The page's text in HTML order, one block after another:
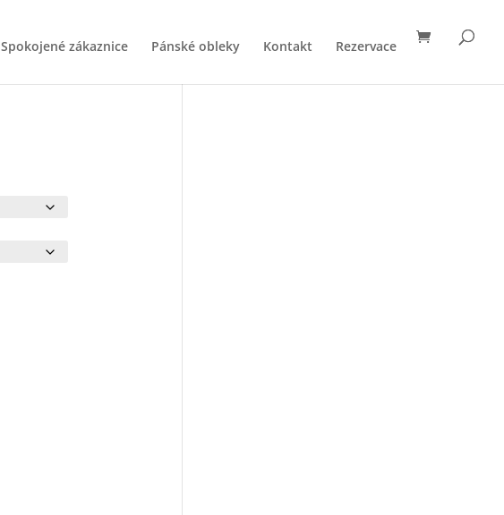
Spokojené zákaznice Pánské obleky Kontakt Rezervace